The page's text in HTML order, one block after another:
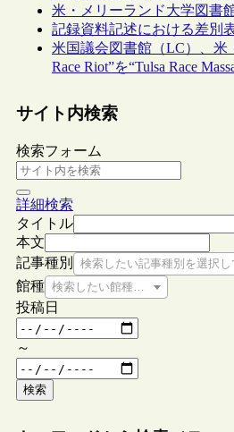
米・メリーランド大学図書
記録資料記述における差別
米国議会図書館（LC）、米
Race Riot”を“Tulsa Race
サイト内検索
検索フォーム
詳細検索
タイトル
本文
記事種別
検索したい記事種別を選択し
館種 検索したい館種を選択してください
投稿日
～
検索